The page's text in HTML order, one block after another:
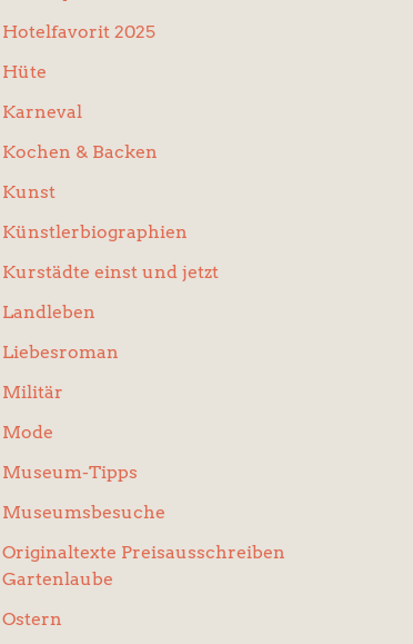
Hotelfavorit 2025
Hüte
Karneval
Kochen & Backen
Kunst
Künstlerbiographien
Kurstädte einst und jetzt
Landleben
Liebesroman
Militär
Mode
Museum-Tipps
Museumsbesuche
Originaltexte Preisausschreiben
Gartenlaube
Ostern